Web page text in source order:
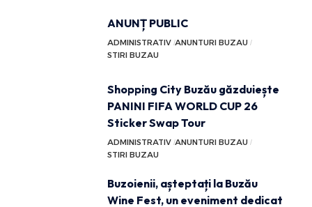
ANUNȚ PUBLIC
ADMINISTRATIV ANUNTURI BUZAU
STIRI BUZAU
Shopping City Buzău găzduiește
PANINI FIFA WORLD CUP 26
Sticker Swap Tour
ADMINISTRATIV ANUNTURI BUZAU
STIRI BUZAU
Buzoienii, așteptați la Buzău
Wine Fest, un eveniment dedicat